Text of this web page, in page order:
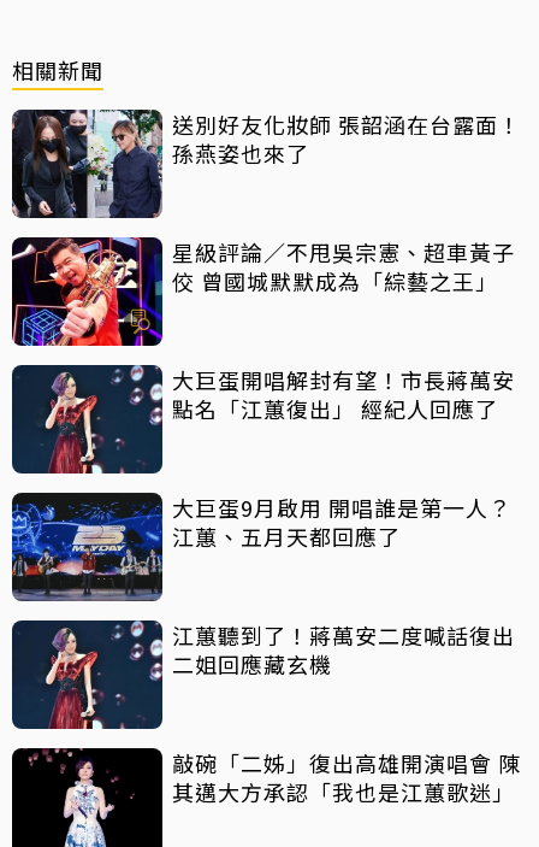
相關新聞
送別好友化妝師 張韶涵在台露面！
孫燕姿也來了
星級評論／不甩吳宗憲、超車黃子
佼 曾國城默默成為「綜藝之王」
大巨蛋開唱解封有望！市長蔣萬安
點名「江蕙復出」 經紀人回應了
大巨蛋9月啟用 開唱誰是第一人？
江蕙、五月天都回應了
江蕙聽到了！蔣萬安二度喊話復出
二姐回應藏玄機
敲碗「二姊」復出高雄開演唱會 陳
其邁大方承認「我也是江蕙歌迷」